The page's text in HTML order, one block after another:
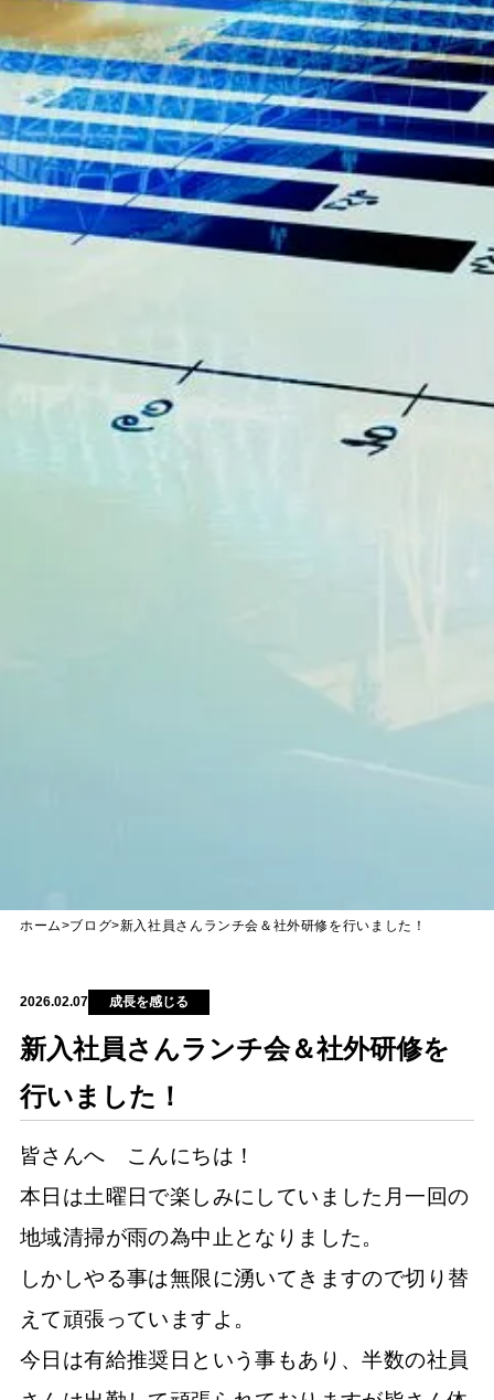
ホーム>ブログ>新入社員さんランチ会＆社外研修を行いました！
2026.02.07 成長を感じる
新入社員さんランチ会＆社外研修を
行いました！
皆さんへ こんにちは！
本日は土曜日で楽しみにしていました月一回の
地域清掃が雨の為中止となりました。
しかしやる事は無限に湧いてきますので切り替
えて頑張っていますよ。
今日は有給推奨日という事もあり、半数の社員